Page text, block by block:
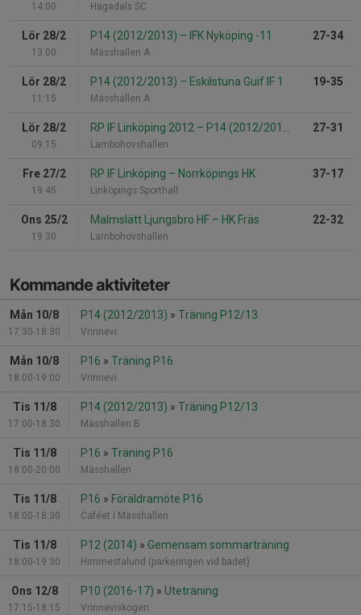
14:00 Hagadals SC
Lör 28/2
13:00
P14 (2012/2013) – IFK Nyköping -11
Mässhallen A
27-34
Lör 28/2
11:15
P14 (2012/2013) – Eskilstuna Guif IF 1
Mässhallen A
19-35
Lör 28/2
09:15
RP IF Linköping 2012 – P14 (2012/2013)
Lambohovshallen
27-31
Fre 27/2
19:45
RP IF Linköping – Norrköpings HK
Linköpings Sporthall
37-17
Ons 25/2
19:30
Malmslätt Ljungsbro HF – HK Fräs
Lambohovshallen
22-32
Kommande aktiviteter
Mån 10/8
17:30-18:30
P14 (2012/2013) » Träning P12/13
Vrinnevi
Mån 10/8
18:00-19:00
P16 » Träning P16
Vrinnevi
Tis 11/8
17:00-18:30
P14 (2012/2013) » Träning P12/13
Mässhallen B
Tis 11/8
18:00-20:00
P16 » Träning P16
Mässhallen
Tis 11/8
18:00-18:30
P16 » Föräldramöte P16
Caféet i Mässhallen
Tis 11/8
18:00-19:30
P12 (2014) » Gemensam sommarträning
Himmestalund (parkeringen vid badet)
Ons 12/8
17:15-18:15
P10 (2016-17) » Uteträning
Vrinneviskogen